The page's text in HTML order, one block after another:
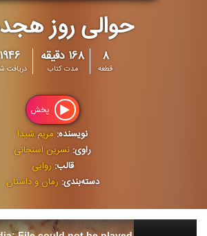
حوالی روز
۸
قطعه
۱۶۸ دقیقه
مدت کتاب
۱۹۴۶
دریافت
پخش
نویسنده: مریم شیدا
راوی: نسرین اسنجانی
قالب: روایی
دسته‌بندی: رمان و داستان